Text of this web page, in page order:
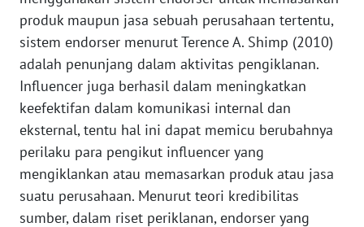
produk maupun jasa sebuah perusahaan tertentu,
sistem endorser menurut Terence A. Shimp (2010)
adalah penunjang dalam aktivitas pengiklanan.
Influencer juga berhasil dalam meningkatkan
keefektifan dalam komunikasi internal dan
eksternal, tentu hal ini dapat memicu berubahnya
perilaku para pengikut influencer yang
mengiklankan atau memasarkan produk atau jasa
suatu perusahaan. Menurut teori kredibilitas
sumber, dalam riset periklanan, endorser yang
MEDIA
SIBER
REDAKSI
KARIR
DISCLAIMER
Wahana
News